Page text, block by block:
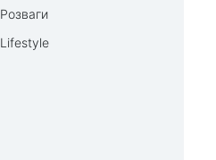
Розваги
Lifestyle